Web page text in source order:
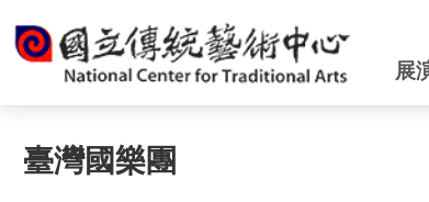
跳到主要內容區塊
展
臺灣國樂團